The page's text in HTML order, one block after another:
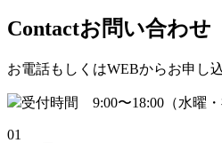
Contactお問い合わせ
お電話もしくはWEBからお申し
受付時間 9:00〜18:00（水曜・
01